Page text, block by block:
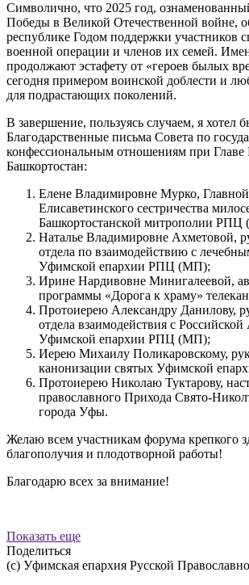
Символично, что 2025 год,
Победы в Великой Отечественной войне,
республике Годом поддержки участников
военной операции и членов их семей.
продолжают эстафету от «героев былых
сегодня примером воинской доблести и
для подрастающих поколений.
В завершение, пользуясь случаем, я хотел
Благодарственные письма Совета по
конфессиональным отношениям при Главе
Башкортостан:
Елене Владимировне Мурко, Главной
Елисаветинского сестричества
Башкортостанской митрополии
Наталье Владимировне Ахметовой,
отдела по взаимодействию с
Уфимской епархии РПЦ (МП);
Ирине Нардивовне Минигалеевой,
программы «Дорога к храму»
Протоиерею Александру Данилову,
отдела взаимодействия с
Уфимской епархии РПЦ (МП);
Иерею Михаилу Поликаровскому,
канонизации святых Уфимской
Протоиерею Николаю Туктарову,
православного Прихода Свято-
города Уфы.
Желаю всем участникам форума крепкого
благополучия и плодотворной работы!
Благодарю всех за внимание!
Показать еще
Поделиться
(с) Уфимская епархия Русской